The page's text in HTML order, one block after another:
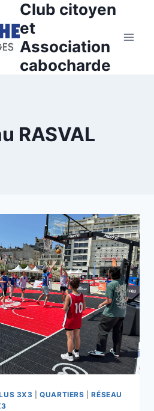
Club citoyen
et
Association
cabocharde
RASVAL
3X3 |QUARTIERS |RÉSEAU